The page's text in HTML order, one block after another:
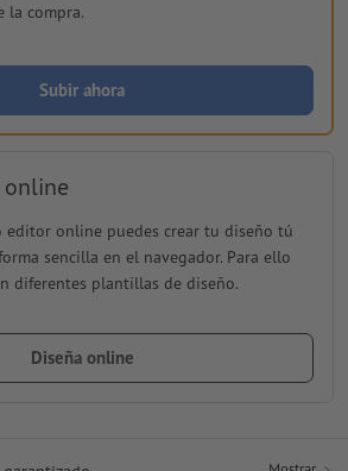
la compra.
Subir ahora
online
editor online puedes crear tu diseño tú
sencilla en el navegador. Para ello
diferentes plantillas de diseño.
Diseña online